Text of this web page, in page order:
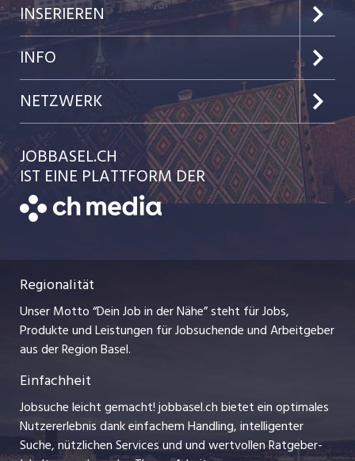
Jobs im Kanton Basel-Stadt
Jobs im Kanton Baselland
Jobs in der Stadt Basel
Jobs in der Stadt Liestal
Festanstellungen
Temporäre Jobs
Lehrstellen
Ferienjobs
Management / Kader-Jobs
Arbeitgeber
INSERIEREN
Preise & Leistungen
Kundenlogin
Einzelinserat disponieren
Schnittstelle
INFO
Team
AGB
Datenschutzerklärung
Impressum
Stellenmeldepflicht
Bewerber-Cockpit
NETZWERK
jobbern.ch
zentraljob.ch
myjob.ch
jobzüri.ch
ajourjob.ch
bzbasel.ch
JOBBASEL.CH
IST EINE PLATTFORM DER
Regionalität
Unser Motto “Dein Job in der Nähe” steht für Jobs,
Produkte und Leistungen für Jobsuchende und Arbeitgeber
aus der Region Basel.
Einfachheit
Jobsuche leicht gemacht! jobbasel.ch bietet ein optimales
Nutzererlebnis dank einfachem Handling, intelligenter
Suche, nützlichen Services und und wertvollen Ratgeber-